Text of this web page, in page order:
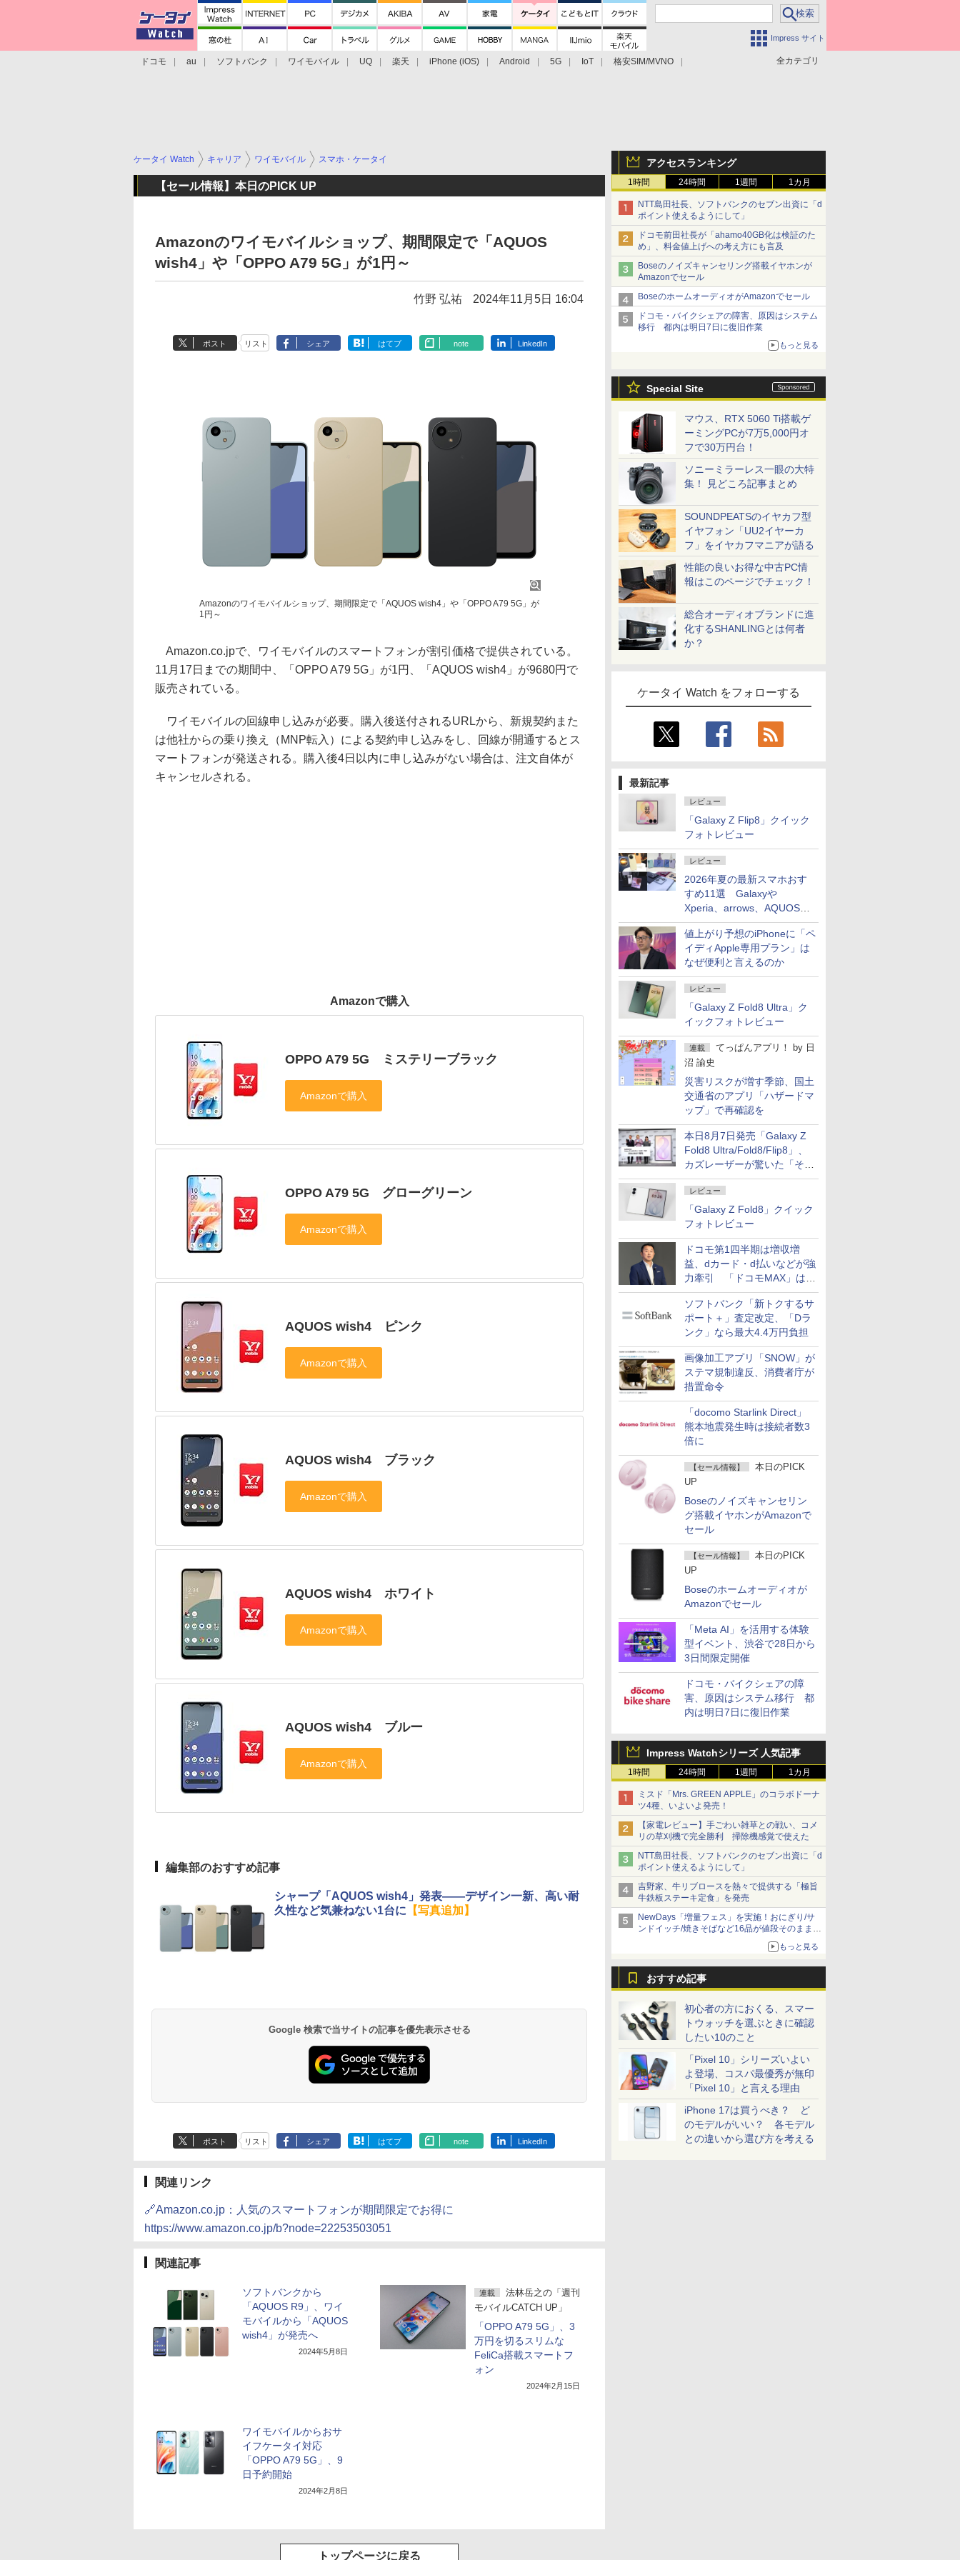
Impress サイト
全カテゴリ
ドコモ au ソフトバンク ワイモバイル UQ 楽天 iPhone (iOS) Android 5G IoT
格安SIM/MVNO
アクセスランキング
1時間 24時間 1週間 1カ月
NTT島田社長、ソフトバンクのセブン出資に「d
ポイント使えるようにして」
ドコモ前田社長が「ahamo40GB化は検証のた
め」、料金値上げへの考え方にも言及
Boseのノイズキャンセリング搭載イヤホンが
Amazonでセール
BoseのホームオーディオがAmazonでセール
ドコモ・バイクシェアの障害、原因はシステム
移行 都内は明日7日に復旧作業
もっと見る
Special Site
マウス、RTX 5060 Ti搭載ゲ
ーミングPCが7万5,000円オ
フで30万円台！
ソニーミラーレス一眼の大特
集！ 見どころ記事まとめ
SOUNDPEATSのイヤカフ型
イヤフォン「UU2イヤーカ
フ」をイヤカフマニアが語る
性能の良いお得な中古PC情
報はこのページでチェック！
総合オーディオブランドに進
化するSHANLINGとは何者
か？
ケータイ Watch をフォローする
最新記事
レビュー
「Galaxy Z Flip8」クイック
フォトレビュー
レビュー
2026年夏の最新スマホおす
すめ11選 Galaxyや
Xperia、arrows、AQUOSな
ど注目機種の特徴は
値上がり予想のiPhoneに「ペ
イディApple専用プラン」は
なぜ便利と言えるのか
レビュー
「Galaxy Z Fold8 Ultra」ク
イックフォトレビュー
連載 てっぱんアプリ！ by 日
沼 諭史
災害リスクが増す季節、国土
交通省のアプリ「ハザードマ
ップ」で再確認を
本日8月7日発売「Galaxy Z
Fold8 Ultra/Fold8/Flip8」、
カズレーザーが驚いた「そば
屋のメニュー並みの薄さ」
レビュー
「Galaxy Z Fold8」クイック
フォトレビュー
ドコモ第1四半期は増収増
益、dカード・d払いなどが強
力牽引 「ドコモMAX」は
400万契約突破
ソフトバンク「新トクするサ
ポート＋」査定改定、「Dラ
ンク」なら最大4.4万円負担
画像加工アプリ「SNOW」が
ステマ規制違反、消費者庁が
措置命令
「docomo Starlink Direct」
熊本地震発生時は接続者数3
倍に
【セール情報】
本日のPICK
UP
Boseのノイズキャンセリン
グ搭載イヤホンがAmazonで
セール
【セール情報】
本日のPICK
UP
Boseのホームオーディオが
Amazonでセール
「Meta AI」を活用する体験
型イベント、渋谷で28日から
3日間限定開催
ドコモ・バイクシェアの障
害、原因はシステム移行 都
内は明日7日に復旧作業
Impress Watchシリーズ 人気記事
1時間 24時間 1週間 1カ月
ミスド「Mrs. GREEN APPLE」のコラボドーナ
ツ4種、いよいよ発売！
【家電レビュー】手ごわい雑草との戦い、コメ
リの草刈機で完全勝利 掃除機感覚で使えた
NTT島田社長、ソフトバンクのセブン出資に「d
ポイント使えるようにして」
吉野家、牛リブロースを熱々で提供する「極旨
牛鉄板ステーキ定食」を発売
NewDays「増量フェス」を実施！おにぎり/サ
ンドイッチ/焼きそばなど16品が値段そのままで
もっと見る
おすすめ記事
初心者の方におくる、スマー
トウォッチを選ぶときに確認
したい10のこと
「Pixel 10」シリーズいよい
よ登場、コスパ最優秀が無印
「Pixel 10」と言える理由
iPhone 17は買うべき？ ど
のモデルがいい？ 各モデル
との違いから選び方を考える
ケータイ Watch キャリア ワイモバイル スマホ・ケータイ
【セール情報】本日のPICK UP
Amazonのワイモバイルショップ、期間限定で「AQUOS
wish4」や「OPPO A79 5G」が1円～
竹野 弘祐 2024年11月5日 16:04
ポスト リスト シェア はてブ note LinkedIn
Amazonのワイモバイルショップ、期間限定で「AQUOS wish4」や「OPPO A79 5G」が
1円～
Amazon.co.jpで、ワイモバイルのスマートフォンが割引価格で提供されている。
11月17日までの期間中、「OPPO A79 5G」が1円、「AQUOS wish4」が9680円で
販売されている。
ワイモバイルの回線申し込みが必要。購入後送付されるURLから、新規契約また
は他社からの乗り換え（MNP転入）による契約申し込みをし、回線が開通するとス
マートフォンが発送される。購入後4日以内に申し込みがない場合は、注文自体が
キャンセルされる。
Amazonで購入
OPPO A79 5G ミステリーブラック
OPPO A79 5G グローグリーン
AQUOS wish4 ピンク
AQUOS wish4 ブラック
AQUOS wish4 ホワイト
AQUOS wish4 ブルー
編集部のおすすめ記事
シャープ「AQUOS wish4」発表――デザイン一新、高い耐
久性など気兼ねない1台に 【写真追加】
Google 検索で当サイトの記事を優先表示させる
ポスト リスト シェア はてブ note LinkedIn
関連リンク
🔗Amazon.co.jp：人気のスマートフォンが期間限定でお得に
https://www.amazon.co.jp/b?node=22253503051
関連記事
ソフトバンクから
「AQUOS R9」、ワイ
モバイルから「AQUOS
wish4」が発売へ
2024年5月8日
連載
法林岳之の「週刊
モバイルCATCH UP」
「OPPO A79 5G」、3
万円を切るスリムな
FeliCa搭載スマートフ
ォン
2024年2月15日
ワイモバイルからおサ
イフケータイ対応
「OPPO A79 5G」、9
日予約開始
2024年2月8日
トップページに戻る